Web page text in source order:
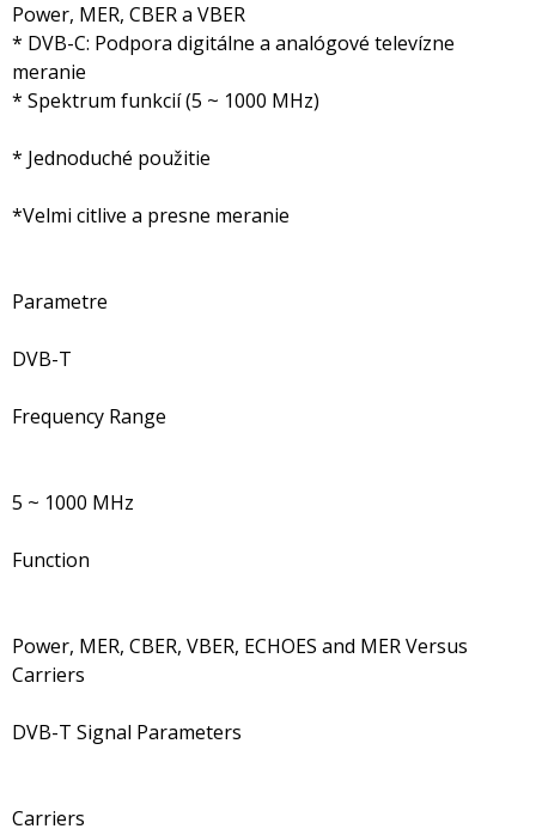
Power, MER, CBER a VBER
* DVB-C: Podpora digitálne a analógové televízne
meranie
* Spektrum funkcií (5 ~ 1000 MHz)
* Jednoduché použitie
*Velmi citlive a presne meranie
Parametre
DVB-T
Frequency Range
5 ~ 1000 MHz
Function
Power, MER, CBER, VBER, ECHOES and MER Versus
Carriers
DVB-T Signal Parameters
Carriers